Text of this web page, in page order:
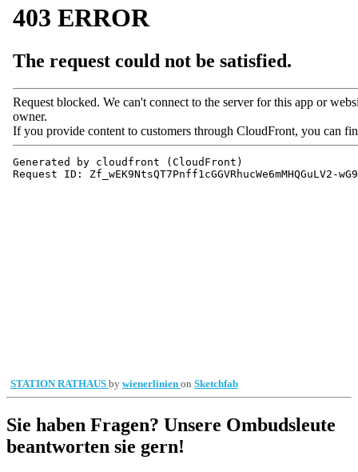
STATION RATHAUS by wienerlinien on Sketchfab
Sie haben Fragen? Unsere Ombudsleute
beantworten sie gern!